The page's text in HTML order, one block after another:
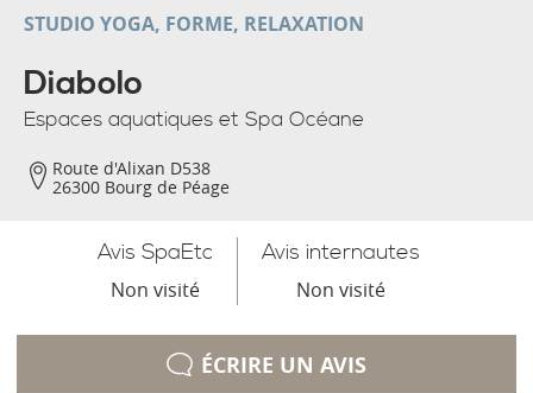
Diabolo
STUDIO YOGA, FORME, RELAXATION
Espaces aquatiques et Spa Océane
Route d'Alixan D538
26300 Bourg de Péage
Avis SpaEtc
Non visité
Avis internautes
Non visité
ÉCRIRE UN AVIS